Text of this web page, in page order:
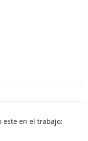
este en el trabajo: